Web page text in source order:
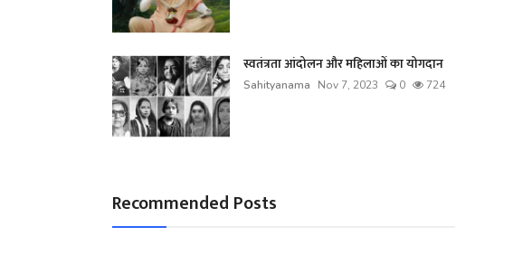
स्वतंत्रता आंदोलन और महिलाओं का योगदान
Sahityanama Nov 7, 2023 0 724
Recommended Posts